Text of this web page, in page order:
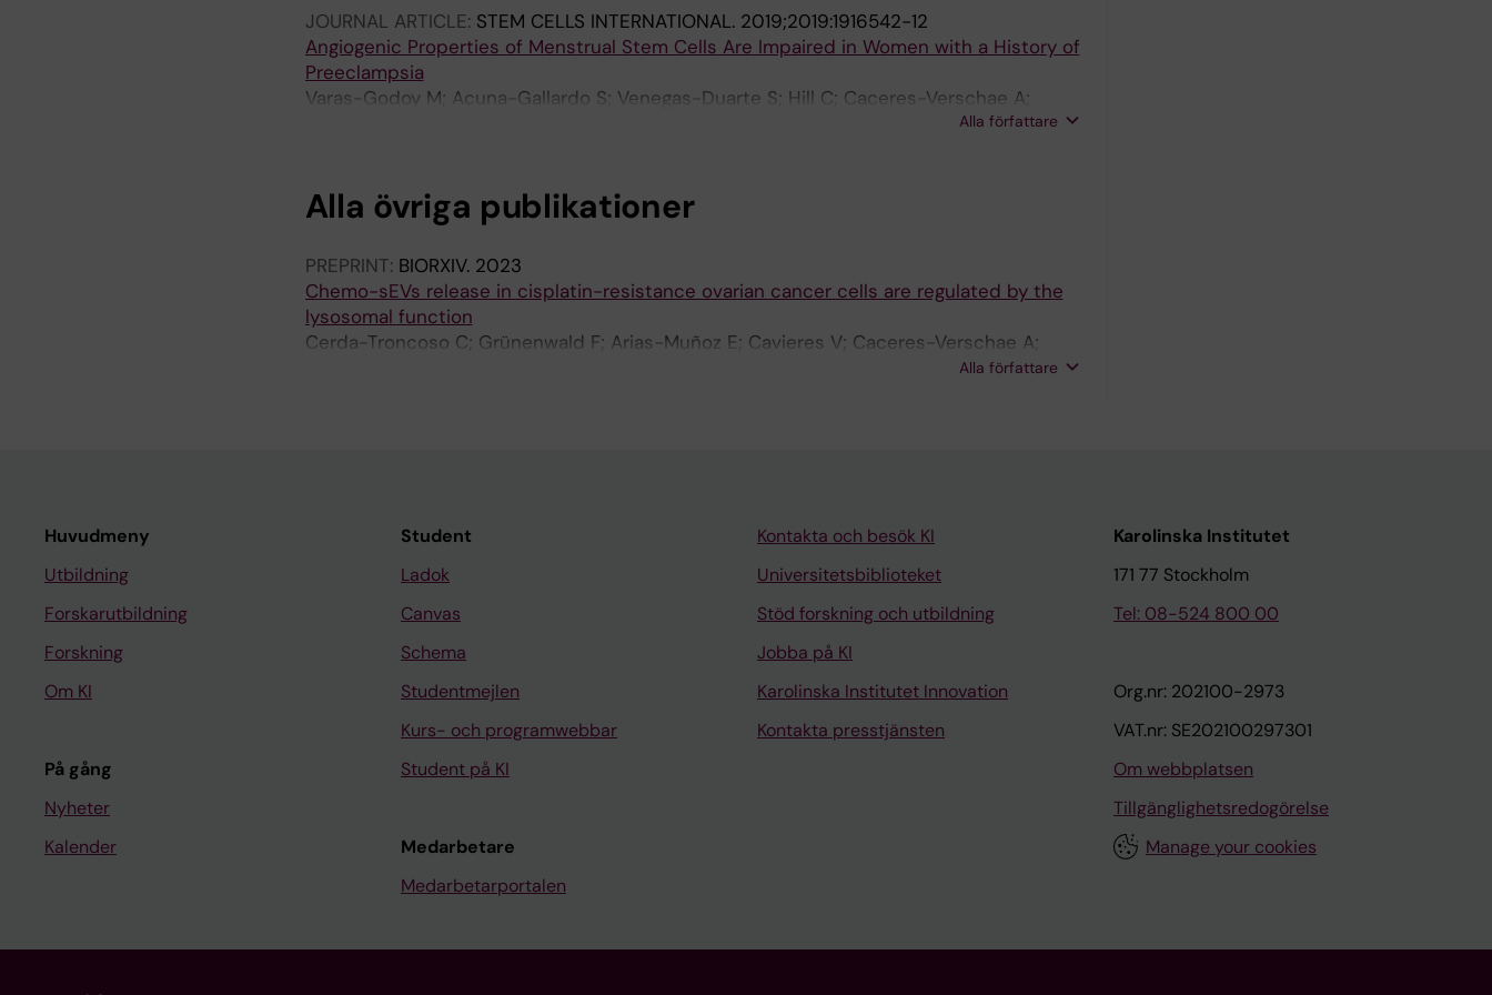
JOURNAL ARTICLE: STEM CELLS INTERNATIONAL. 2019;2019:1916542-12
Angiogenic Properties of Menstrual Stem Cells Are Impaired in Women with a History of
Preeclampsia
Varas-Godoy M; Acuna-Gallardo S; Venegas-Duarte S; Hill C; Caceres-Verschae A;
Alla författare
Alla övriga publikationer
PREPRINT: BIORXIV. 2023
Chemo-sEVs release in cisplatin-resistance ovarian cancer cells are regulated by the
lysosomal function
Cerda-Troncoso C; Grünenwald F; Arias-Muñoz E; Cavieres V; Caceres-Verschae A;
Hernández S; Gaete-Ramírez B; Álvarez-Astudillo F; Acuña R; Ostrowski M; Burgos P;
Alla författare
Huvudmeny
Utbildning
Forskarutbildning
Forskning
Om KI
På gång
Nyheter
Kalender
Student
Ladok
Canvas
Schema
Studentmejlen
Kurs- och programwebbar
Student på KI
Medarbetare
Medarbetarportalen
Kontakta och besök KI
Universitetsbiblioteket
Stöd forskning och utbildning
Jobba på KI
Karolinska Institutet Innovation
Kontakta presstjänsten
Karolinska Institutet
171 77 Stockholm
Tel: 08-524 800 00
Org.nr: 202100-2973
VAT.nr: SE202100297301
Om webbplatsen
Tillgänglighetsredogörelse
Manage your cookies